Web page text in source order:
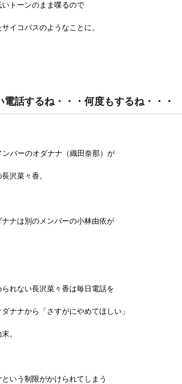
トーンのまま喋るので
イコパスのようなことに。
電話するね・・・何度もするね・・・
ンバーのオダナナ（織田奈那）が
沢菜々香。
ナナは別のメンバーの小林由依が
れない長沢菜々香は毎日電話を
ナナから「さすがにやめてほしい」
。
という制限がかけられてしまう